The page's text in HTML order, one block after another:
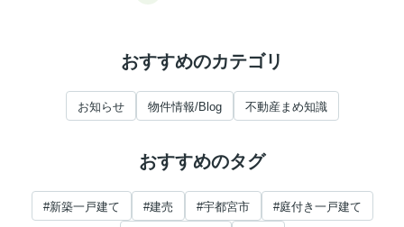
おすすめのカテゴリ
お知らせ 物件情報/Blog 不動産まめ知識
おすすめのタグ
#新築一戸建て #建売 #宇都宮市 #庭付き一戸建て